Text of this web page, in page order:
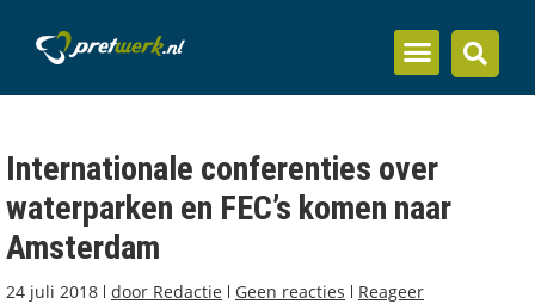
Internationale conferenties over
waterparken en FEC’s komen naar
Amsterdam
24 juli 2018 door Redactie Geen reacties Reageer